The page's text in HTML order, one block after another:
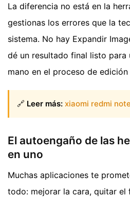
La diferencia no está en la
gestionas los errores que la
sistema. No hay Expandir
dé un resultado final listo para
mano en el proceso de
🔗 Leer más: xiaomi redmi
El autoengaño de las
en uno
Muchas aplicaciones te
todo: mejorar la cara, quitar el